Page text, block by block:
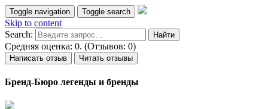
Toggle navigation Toggle search
Skip to content
Search:
Средняя оценка: 0. (Отзывов: 0)
Написать отзыв Читать отзывы
Бренд-Бюро легенды и бренды